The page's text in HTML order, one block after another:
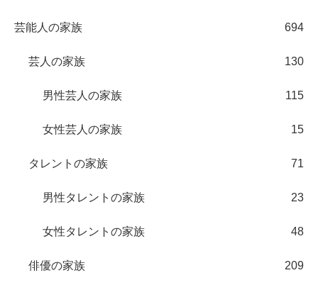
芸能人の家族 694
芸人の家族 130
男性芸人の家族 115
女性芸人の家族 15
タレントの家族 71
男性タレントの家族 23
女性タレントの家族 48
俳優の家族 209